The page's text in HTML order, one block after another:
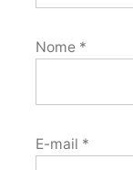
Nome *
E-mail *